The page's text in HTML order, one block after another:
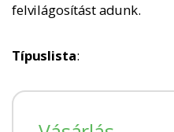
felvilágosítást adunk.
Típuslista: